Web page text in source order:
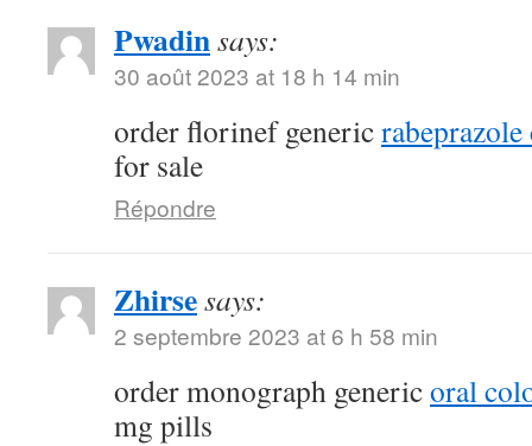
Pwadinsays:
30 août 2023 at 18 h 14 min
order florinef genericrabeprazole
for sale
Répondre
Zhirsesays:
2 septembre 2023 at 6 h 58 min
order monograph genericoral
mg pills